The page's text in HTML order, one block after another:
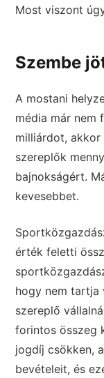
Most viszont
Szembe
A mostani
média már nem
milliárdot, akkor
szereplők
bajnokságért.
kevesebbet.
érték feletti
hogy nem tartja
szereplő
forintos összeg
jogdíj csökken,
bevételeit, és